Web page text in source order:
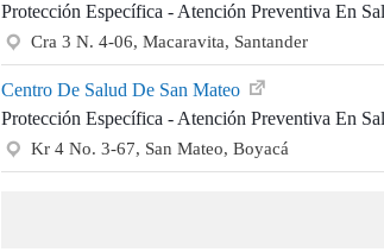
Protección Específica - Atención Preventiva En
Cra 3 N. 4-06, Macaravita, Santander
Centro De Salud De San Mateo
Protección Específica - Atención Preventiva En
Kr 4 No. 3-67, San Mateo, Boyacá